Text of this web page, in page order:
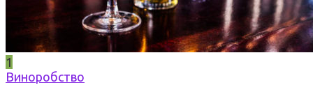
1
Виноробство